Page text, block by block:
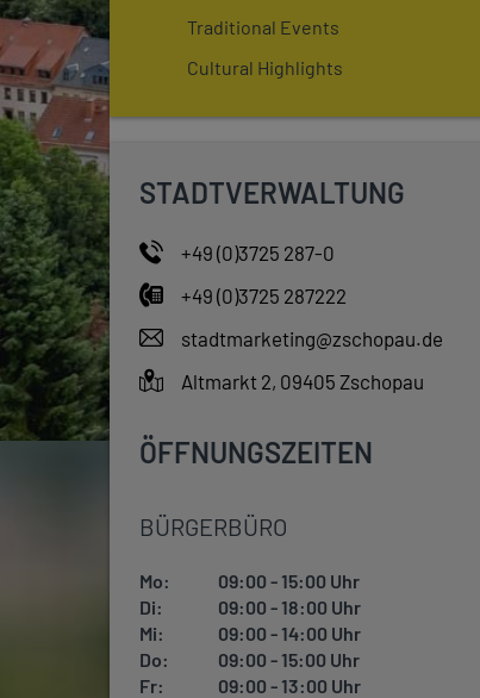
Traditional Events
Cultural Highlights
STADTVERWALTUNG
+49 (0)3725 287-0
+49 (0)3725 287222
stadtmarketing@zschopau.de
Altmarkt 2, 09405 Zschopau
ÖFFNUNGSZEITEN
BÜRGERBÜRO
Mo:
09:00 - 15:00 Uhr
Di:
09:00 - 18:00 Uhr
Mi:
09:00 - 14:00 Uhr
Do:
09:00 - 15:00 Uhr
Fr:
09:00 - 13:00 Uhr